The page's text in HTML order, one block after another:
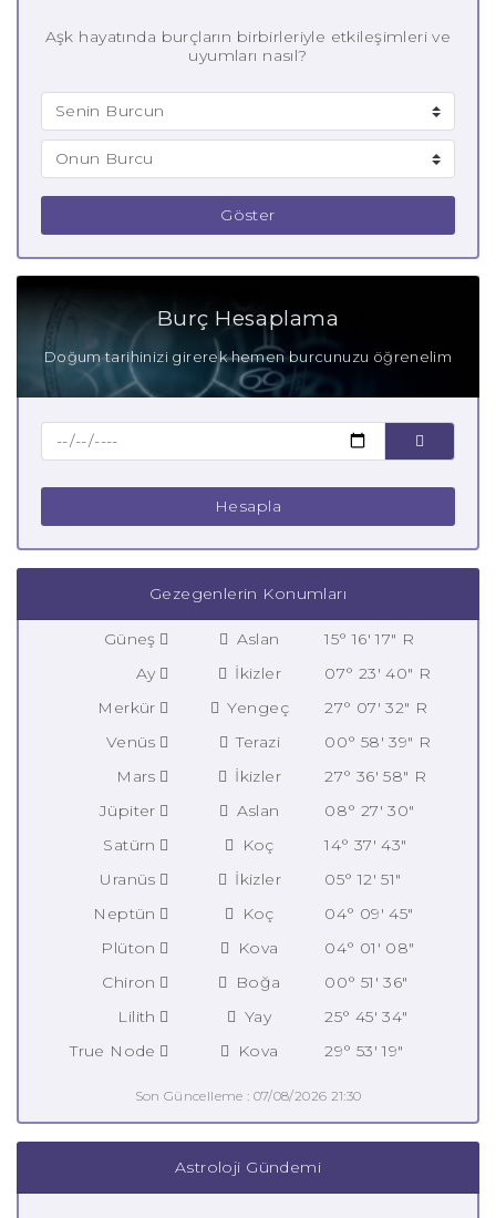
Aşk hayatında burçların birbirleriyle etkileşimleri ve
uyumları nasıl?
Göster
Burç Hesaplama
Doğum tarihinizi girerek hemen burcunuzu öğrenelim
Hesapla
Gezegenlerin Konumları
Güneş Aslan
15° 16' 17" R
Ay
İkizler
07° 23' 40" R
Merkür
Yengeç
27° 07' 32" R
Venüs
Terazi
00° 58' 39" R
Mars
İkizler
27° 36' 58" R
Jüpiter
Aslan
08° 27' 30"
Satürn
Koç
14° 37' 43"
Uranüs
İkizler
05° 12' 51"
Neptün
Koç
04° 09' 45"
Plüton
Kova
04° 01' 08"
Chiron
Boğa
00° 51' 36"
Lilith
Yay
25° 45' 34"
True Node
Kova 29° 53' 19"
Son Güncelleme : 07/08/2026 21:30
Astroloji Gündemi